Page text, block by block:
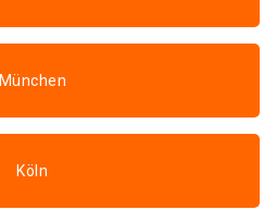
München
Köln